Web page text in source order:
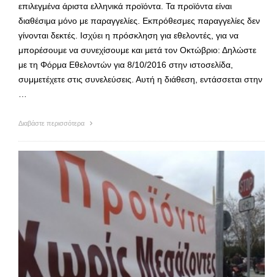
επιλεγμένα άριστα ελληνικά προϊόντα. Τα προϊόντα είναι
διαθέσιμα μόνο με παραγγελίες. Εκπρόθεσμες παραγγελίες δεν
γίνονται δεκτές. Ισχύει η πρόσκληση για εθελοντές, για να
μπορέσουμε να συνεχίσουμε και μετά τον Οκτώβριο: Δηλώστε
με τη Φόρμα Εθελοντών για 8/10/2016 στην ιστοσελίδα,
συμμετέχετε στις συνελεύσεις. Αυτή η διάθεση, εντάσσεται στην
Διαβάστε περισσότερα